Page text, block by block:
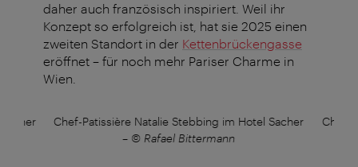
daher auch französisch inspiriert. Weil ihr
Konzept so erfolgreich ist, hat sie 2025 einen
zweiten Standort in der Kettenbrückengasse
eröffnet – für noch mehr Pariser Charme in
Wien.
Chef-Patissière Natalie Stebbing im Hotel Sacher
– © Rafael Bittermann
Chef-